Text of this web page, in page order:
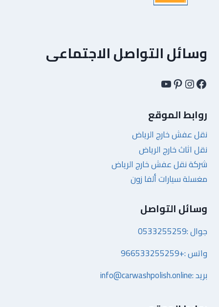
وسائل التواصل الاجتماعى
فيسبوك
إنستجرام
بينتريست
يوتيوب
روابط الموقع
نقل عفش خارج الرياض
نقل اثاث خارج الرياض
شركة نقل عفش خارج الرياض
مغسلة سيارات ألفا زون
وسائل التواصل
جوال :0533255259
واتس :+966533255259
بريد :info@carwashpolish.online